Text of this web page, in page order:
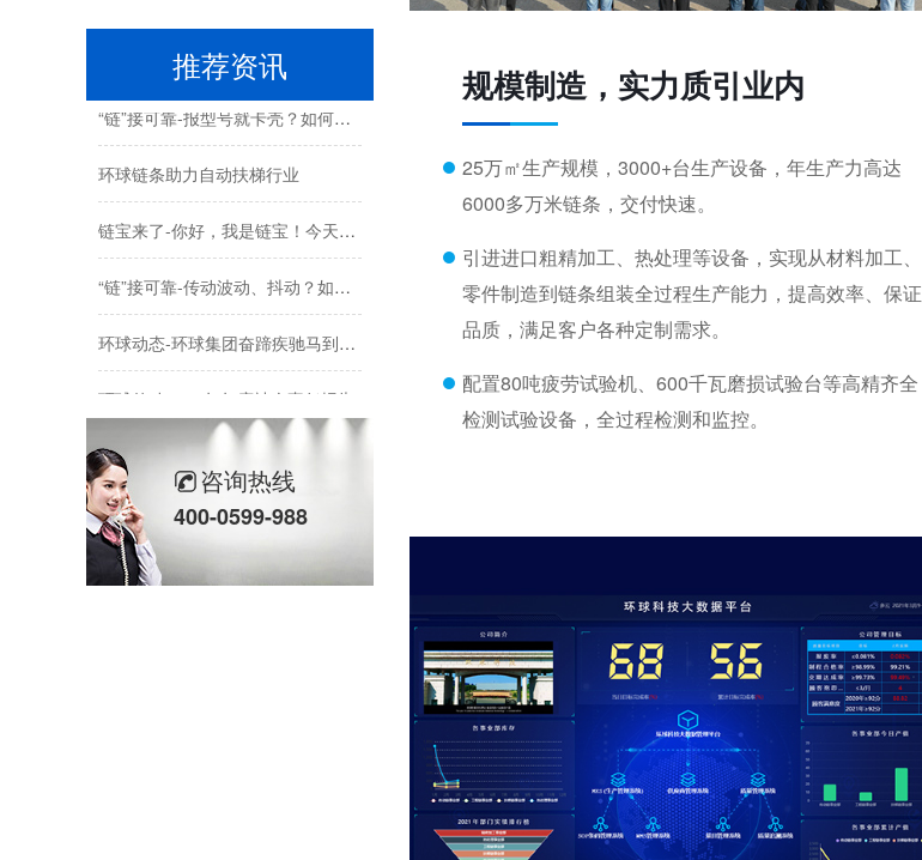
规模制造，实力质引业内
25万㎡生产规模，3000+台生产设备，年生产力高达
6000多万米链条，交付快速。
引进进口粗精加工、热处理等设备，实现从材料加工、
零件制造到链条组装全过程生产能力，提高效率、保证
品质，满足客户各种定制需求。
配置80吨疲劳试验机、600千瓦磨损试验台等高精齐全
检测试验设备，全过程检测和监控。
推荐资讯
“链”接可靠-报型号就卡壳？如何准确描述您需要的链条？
环球链条助力自动扶梯行业
链宝来了-你好，我是链宝！今天跟大家正式认识一下~
“链”接可靠-传动波动、抖动？如何实现链条丝滑平稳运行
环球动态-环球集团奋蹄疾驰马到成功，开门迎新春！
环球传动2025年年度社会责任报告
苏州环球科技股份有限公司与苏州大学共建智能制造机器人研究院
咨询热线
400-0599-988